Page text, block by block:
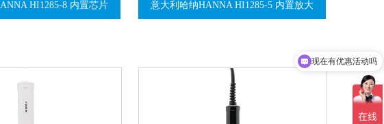
HI1285-8 内置芯片 意大利哈纳HANNA HI1285-5 内置放大
现在有优惠活动吗